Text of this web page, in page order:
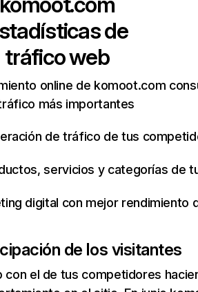
de
tráfico web
online de komoot.com
más importantes
de tráfico de tus
servicios y categorías de
digital con mejor rendimiento
de los visitantes
el de tus competidores